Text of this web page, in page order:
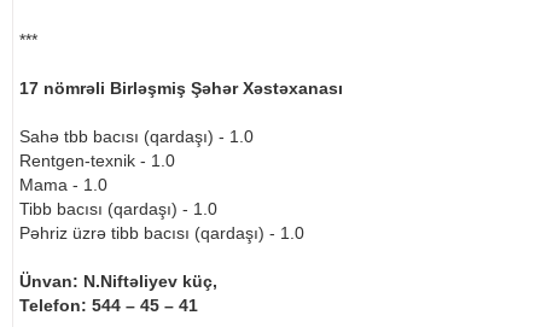
***
17 nömrəli Birləşmiş Şəhər Xəstəxanası
Sahə tbb bacısı (qardaşı) - 1.0
Rentgen-texnik - 1.0
Mama - 1.0
Tibb bacısı (qardaşı) - 1.0
Pəhriz üzrə tibb bacısı (qardaşı) - 1.0
Ünvan: N.Niftəliyev küç,
Telefon: 544 – 45 – 41